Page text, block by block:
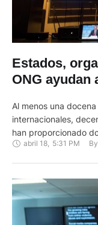
Estados,
ONG ayudan
Al menos una
internacionales,
han proporcionado
y asistencia técnica
países …
abril 18, 5:31 PM By